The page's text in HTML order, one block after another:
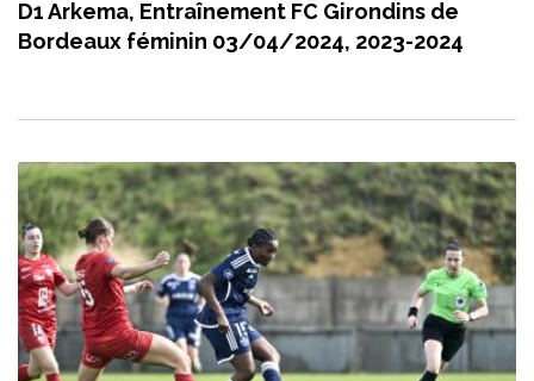
D1 Arkema, Entraînement FC Girondins de
Bordeaux féminin 03/04/2024, 2023-2024